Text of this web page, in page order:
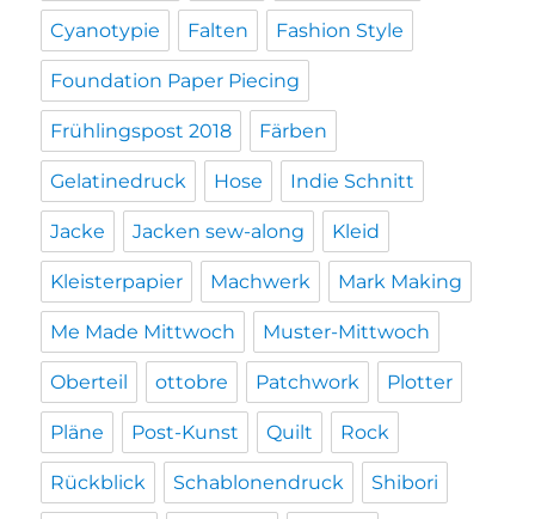
Cyanotypie Falten Fashion Style
Foundation Paper Piecing
Frühlingspost 2018 Färben
Gelatinedruck Hose Indie Schnitt
Jacke Jacken sew-along Kleid
Kleisterpapier Machwerk Mark Making
Me Made Mittwoch Muster-Mittwoch
Oberteil ottobre Patchwork Plotter
Pläne Post-Kunst Quilt Rock
Rückblick Schablonendruck Shibori